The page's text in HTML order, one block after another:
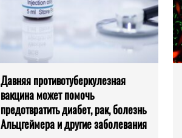
Давняя противотуберкулезная
вакцина может помочь
предотвратить диабет, рак, болезнь
Альцгеймера и другие заболевания